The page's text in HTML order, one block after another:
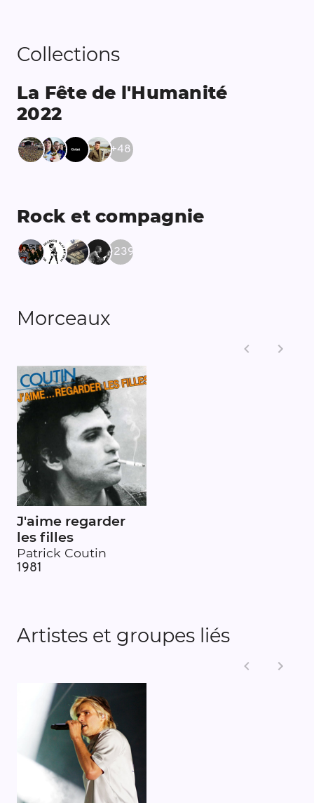
Collections
La Fête de l'Humanité
2022
+48
Rock et compagnie
+239
Morceaux
J'aime regarder
les filles
Patrick Coutin
1981
Artistes et groupes liés